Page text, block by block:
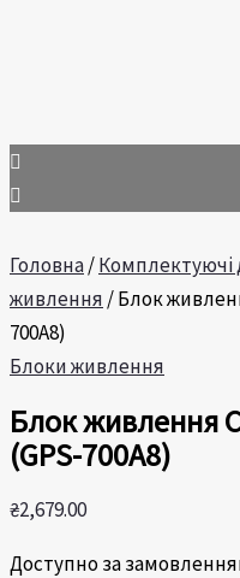
Головна/Комплектуючі
живлення / Блок
700A8)
Блоки живлення
Блок живлення
(GPS-700A8)
₴2,679.00
Доступно за